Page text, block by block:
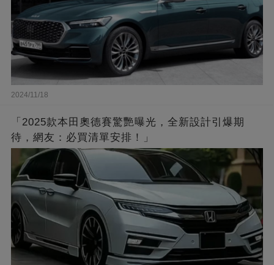
2024/11/18
「2025款本田奧德賽驚艷曝光，全新設計引爆期
待，網友：必買清單安排！」